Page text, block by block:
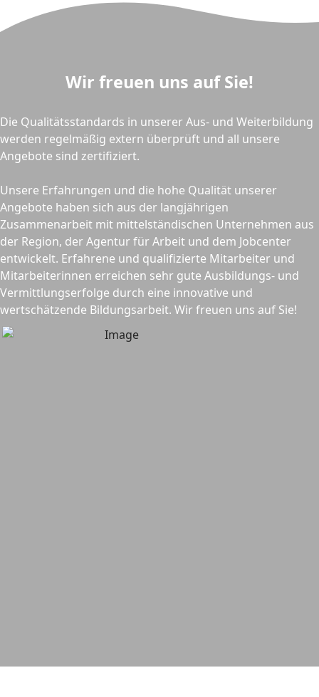
Wir freuen uns auf Sie!
Die Qualitätsstandards in unserer Aus- und Weiterbildung
werden regelmäßig extern überprüft und all unsere
Angebote sind zertifiziert.
Unsere Erfahrungen und die hohe Qualität unserer
Angebote haben sich aus der langjährigen
Zusammenarbeit mit mittelständischen Unternehmen aus
der Region, der Agentur für Arbeit und dem Jobcenter
entwickelt. Erfahrene und qualifizierte Mitarbeiter und
Mitarbeiterinnen erreichen sehr gute Ausbildungs- und
Vermittlungserfolge durch eine innovative und
wertschätzende Bildungsarbeit. Wir freuen uns auf Sie!